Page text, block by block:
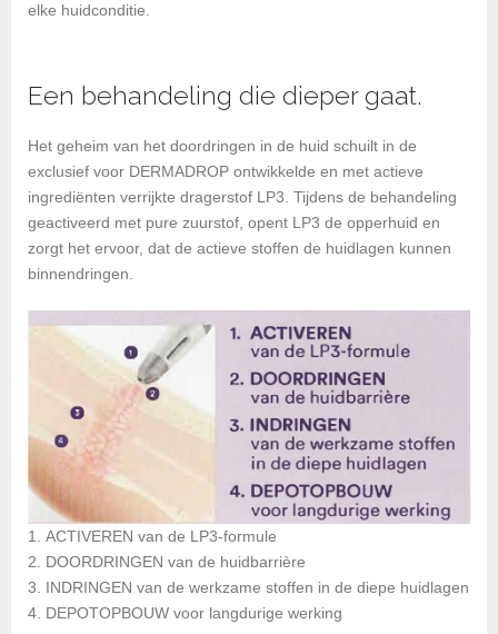
elke huidconditie.
Een behandeling die dieper gaat.
Het geheim van het doordringen in de huid schuilt in de
exclusief voor DERMADROP ontwikkelde en met actieve
ingrediënten verrijkte dragerstof LP3. Tijdens de behandeling
geactiveerd met pure zuurstof, opent LP3 de opperhuid en
zorgt het ervoor, dat de actieve stoffen de huidlagen kunnen
binnendringen.
ACTIVEREN van de LP3-formule
DOORDRINGEN van de huidbarrière
INDRINGEN van de werkzame stoffen in de diepe huidlagen
DEPOTOPBOUW voor langdurige werking